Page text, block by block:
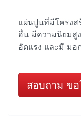
แผ่นปูนที่มีโครงส
อื่น มีความนิยมสู
อัดแรง และมี มอ
สอบถาม ขอ